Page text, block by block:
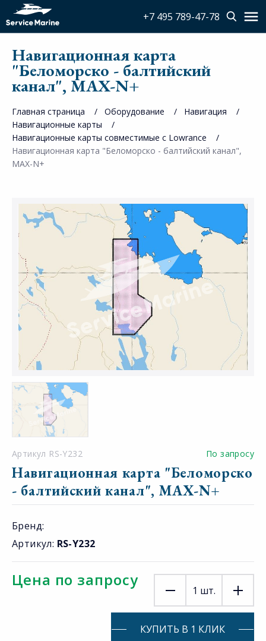
+7 495 789-47-78
Навигационная карта
"Беломорско - балтийский
канал", MAX-N+
Главная страница Оборудование
Навигация
Навигационные карты
Навигационные карты совместимые с Lowrance
Навигационная карта "Беломорско - балтийский канал",
MAX-N+
Артикул RS-Y232 По запросу
Навигационная карта "Беломорско
- балтийский канал", MAX-N+
Бренд:
Артикул: RS-Y232
Цена по запросу
1 шт.
КУПИТЬ В 1 КЛИК